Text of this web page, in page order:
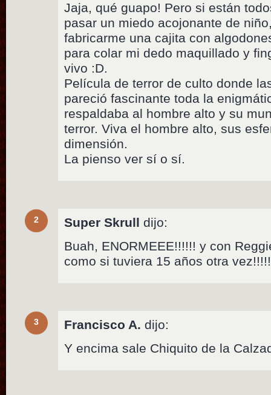
Jaja, qué guapo! Pero si están
pasar un miedo acojonante de
fabricarme una cajita con
para colar mi dedo maquillado y
vivo :D.
Película de terror de culto donde
pareció fascinante toda la
respaldaba al hombre alto y su
terror. Viva el hombre alto, sus
dimensión.
La pienso ver sí o sí.
2 Super Skrull dijo:
Buah, ENORMEEE!!!!!! y con
como si tuviera 15 años otra
3 Francisco A. dijo:
Y encima sale Chiquito de la